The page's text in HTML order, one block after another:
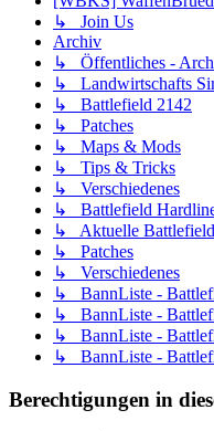
↳ Join Us
Archiv
↳ Öffentliches -
↳ Landwirtschafts
↳ Battlefield 2142
↳ Patches
↳ Maps & Mods
↳ Tips & Tricks
↳ Verschiedenes
↳ Battlefield
↳ Aktuelle
↳ Patches
↳ Verschiedenes
↳ BannListe -
↳ BannListe -
↳ BannListe -
↳ BannListe -
Berechtigungen in